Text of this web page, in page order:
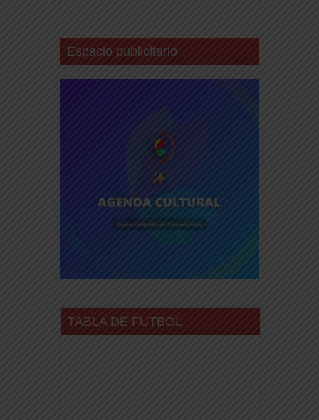
Espacio publicitario
TABLA DE FUTBOL